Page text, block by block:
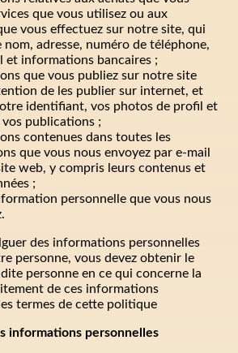
que vous utilisez ou aux
vous effectuez sur notre site, qui
adresse, numéro de téléphone,
et informations bancaires ;
que vous publiez sur notre site
de les publier sur internet, et
identifiant, vos photos de profil et
vos publications ;
contenues dans toutes les
que vous nous envoyez par e-mail
web, y compris leurs contenus et
;
personnelle que vous nous
des informations personnelles
personne, vous devez obtenir le
personne en ce qui concerne la
de ces informations
termes de cette politique
informations personnelles